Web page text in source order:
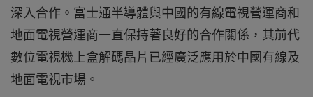
深入合作。富士通半導體與中國的有線電視營運商和
地面電視營運商一直保持著良好的合作關係，其前代
數位電視機上盒解碼晶片已經廣泛應用於中國有線及
地面電視市場。